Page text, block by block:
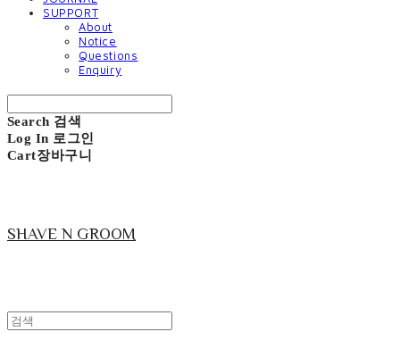
SUPPORT
About
Notice
Questions
Enquiry
Search 검색
Log In 로그인
Cart장바구니
SHAVE N GROOM